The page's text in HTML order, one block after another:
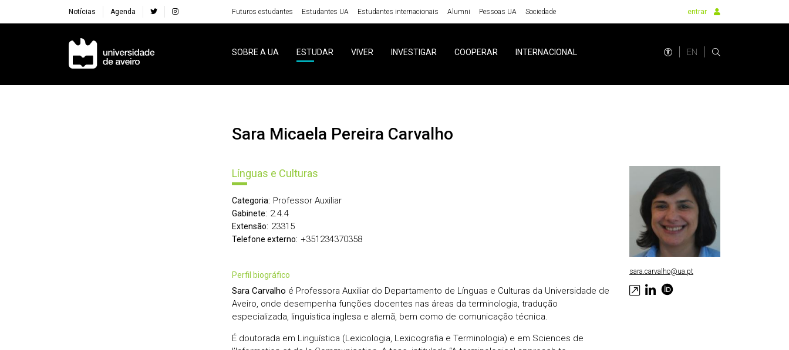
Notícias Agenda Futuros estudantes Estudantes UA Estudantes internacionais Alumni Pessoas UA Sociedade entrar
Navegação Principal
SOBRE A UA ESTUDAR VIVER INVESTIGAR COOPERAR INTERNACIONAL EN
Sara Micaela Pereira Carvalho
Línguas e Culturas
Categoria: Professor Auxiliar
Gabinete: 2.4.4
Extensão: 23315
Telefone externo: +351234370358
perfil biográfico
Sara Carvalho é Professora Auxiliar do Departamento de Línguas e Culturas da Universidade de
Aveiro, onde desempenha funções docentes nas áreas da terminologia, tradução
especializada, linguística inglesa e alemã, bem como de comunicação técnica.
É doutorada em Linguística (Lexicologia, Lexicografia e Terminologia) e em Sciences de
sara.carvalho@ua.pt